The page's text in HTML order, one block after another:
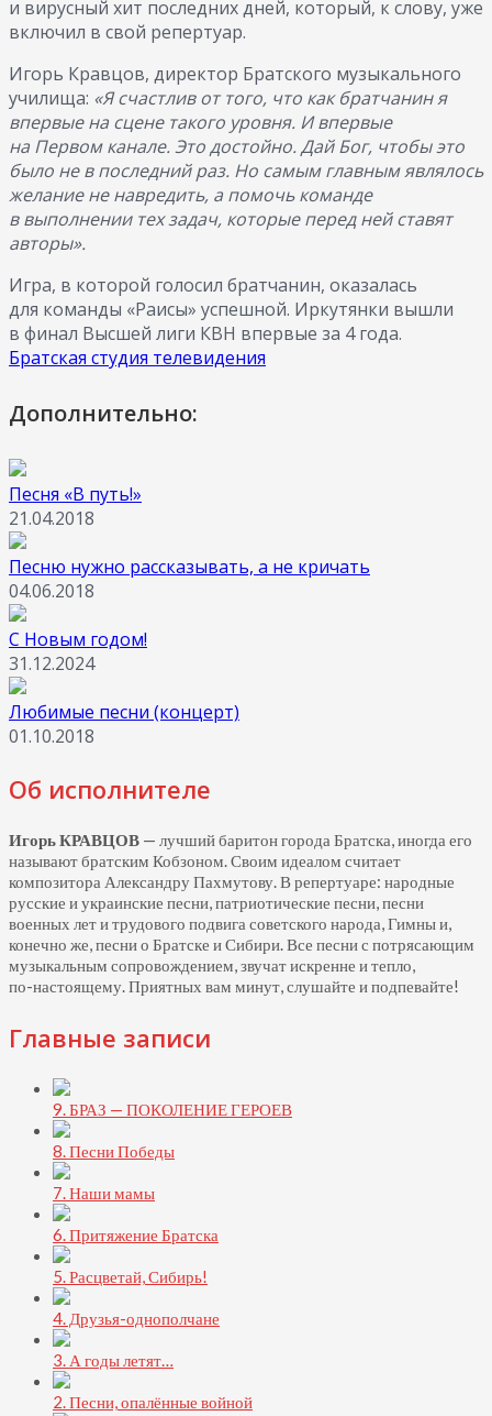
и вирусный хит последних дней, который, к слову, уже
включил в свой репертуар.
Игорь Кравцов, директор Братского музыкального
училища: «Я счастлив от того, что как братчанин я
впервые на сцене такого уровня. И впервые
на Первом канале. Это достойно. Дай Бог, чтобы это
было не в последний раз. Но самым главным являлось
желание не навредить, а помочь команде
в выполнении тех задач, которые перед ней ставят
авторы».
Игра, в которой голосил братчанин, оказалась
для команды «Раисы» успешной. Иркутянки вышли
в финал Высшей лиги КВН впервые за 4 года.
Братская студия телевидения
Дополнительно:
Песня «В путь!»
21.04.2018
Песню нужно рассказывать, а не кричать
04.06.2018
С Новым годом!
31.12.2024
Любимые песни (концерт)
01.10.2018
Об исполнителе
Игорь КРАВЦОВ — лучший баритон города Братска, иногда его
называют братским Кобзоном. Своим идеалом считает
композитора Александру Пахмутову. В репертуаре: народные
русские и украинские песни, патриотические песни, песни
военных лет и трудового подвига советского народа, Гимны и,
конечно же, песни о Братске и Сибири. Все песни с потрясающим
музыкальным сопровождением, звучат искренне и тепло,
по-настоящему.Приятных вам минут, слушайте и подпевайте!
Главные записи
9. БРАЗ — ПОКОЛЕНИЕ ГЕРОЕВ
8. Песни Победы
7. Наши мамы
6. Притяжение Братска
5. Расцветай, Сибирь!
4. Друзья-однополчане
3. А годы летят…
2. Песни, опалённые войной